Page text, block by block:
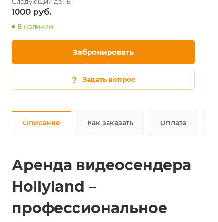
1000
В наличии
Забронировать
Задать вопрос
Описание Как заказать Оплата
Аренда видеосендера
Hollyland –
профессиональное